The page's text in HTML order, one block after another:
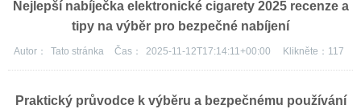
Nejlepší nabíječka elektronické cigarety 2025 recenze a
tipy na výběr pro bezpečné nabíjení
Autor： Tato stránka Čas： 2025-11-12T17:14:11+00:00 Klikněte： 117
Praktický průvodce k výběru a bezpečnému používání